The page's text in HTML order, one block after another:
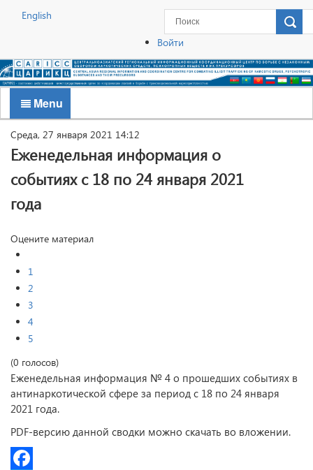
English
Войти
Menu
Среда, 27 января 2021 14:12
Еженедельная информация о
событиях с 18 по 24 января 2021
года
Оцените материал
1
2
3
4
5
(0 голосов)
Еженедельная информация № 4 о прошедших событиях в
антинаркотической сфере за период с 18 по 24 января
2021 года.
PDF-версию данной сводки можно скачать во вложении.